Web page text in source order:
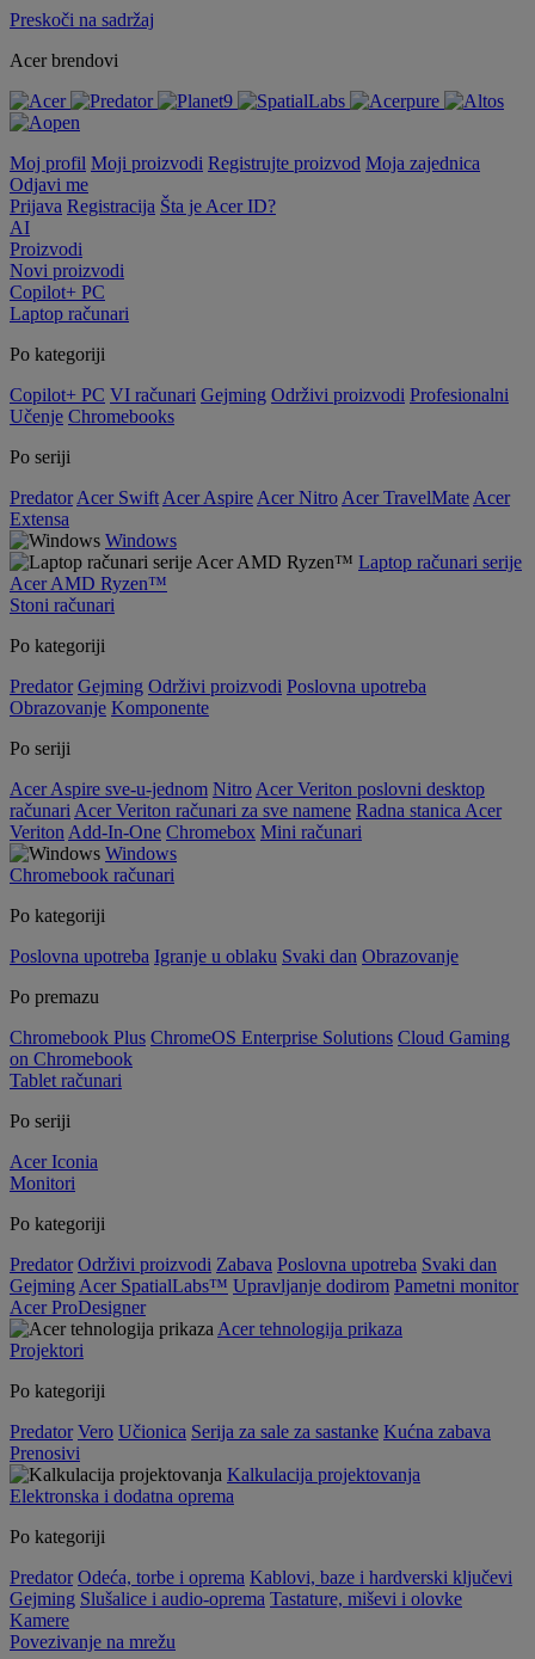
Preskoči na sadržaj
Acer brendovi
Moj profil Moji proizvodi Registrujte proizvod Moja zajednica
Odjavi me
Prijava Registracija Šta je Acer ID?
AI
Proizvodi
Novi proizvodi
Copilot+ PC
Laptop računari
Po kategoriji
Copilot+ PC VI računari Gejming Održivi proizvodi Profesionalni
Učenje Chromebooks
Po seriji
Predator Acer Swift Acer Aspire Acer Nitro Acer TravelMate Acer
Extensa
Windows
Laptop računari serije
Acer AMD Ryzen™
Stoni računari
Po kategoriji
Predator Gejming Održivi proizvodi Poslovna upotreba
Obrazovanje Komponente
Po seriji
Acer Aspire sve-u-jednom Nitro Acer Veriton poslovni desktop
računari Acer Veriton računari za sve namene Radna stanica Acer
Veriton Add-In-One Chromebox Mini računari
Windows
Chromebook računari
Po kategoriji
Poslovna upotreba Igranje u oblaku Svaki dan Obrazovanje
Po premazu
Chromebook Plus ChromeOS Enterprise Solutions Cloud Gaming
on Chromebook
Tablet računari
Po seriji
Acer Iconia
Monitori
Po kategoriji
Predator Održivi proizvodi Zabava Poslovna upotreba Svaki dan
Gejming Acer SpatialLabs™ Upravljanje dodirom Pametni monitor
Acer ProDesigner
Acer tehnologija prikaza
Projektori
Po kategoriji
Predator Vero Učionica Serija za sale za sastanke Kućna zabava
Prenosivi
Kalkulacija projektovanja
Elektronska i dodatna oprema
Po kategoriji
Predator Odeća, torbe i oprema Kablovi, baze i hardverski ključevi
Gejming Slušalice i audio-oprema Tastature, miševi i olovke
Kamere
Povezivanje na mrežu